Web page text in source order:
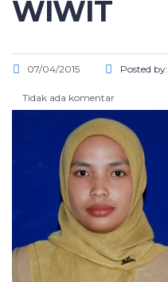
WIWIT
07/04/2015 Posted by:
Tidak ada komentar